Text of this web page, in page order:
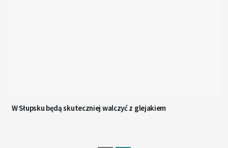
W Słupsku będą skuteczniej walczyć z glejakiem